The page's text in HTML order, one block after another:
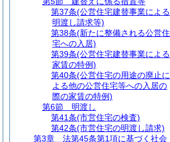
第37条(公営住宅建替事業による
明渡し請求等)
第38条(新たに整備される公営住
宅への入居)
第39条(公営住宅建替事業による
家賃の特例)
第40条(公営住宅の用途の廃止に
よる他の公営住宅等への入居の
際の家賃の特例)
第6節
明渡し
第41条(市営住宅の検査)
第42条(市営住宅の明渡し請求)
第3章
法第45条第1項に基づく社会